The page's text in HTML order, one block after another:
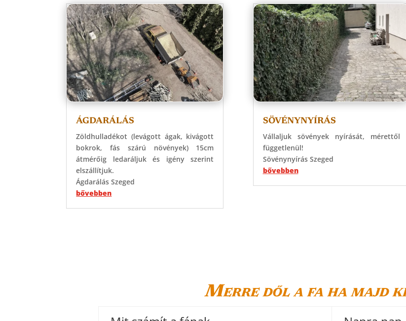
ÁGDARÁLÁS
Zöldhulladékot (levágott ágak, kivágott
bokrok, fás szárú növények) 15cm
átmérőig ledaráljuk és igény szerint
elszállítjuk.
Ágdarálás Szeged
bővebben
SÖVÉNYNYÍRÁS
Vállaljuk sövények nyírását, mérettől
függetlenül!
Sövénynyírás Szeged
bővebben
Merre dől a fa ha majd